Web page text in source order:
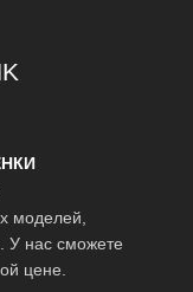
моделей,
У нас сможете
цене.